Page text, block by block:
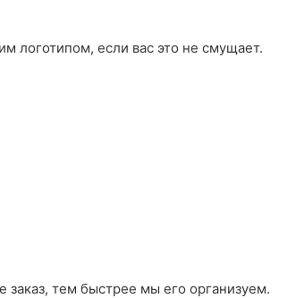
логотипом, если вас это не смущает.
тем быстрее мы его организуем.